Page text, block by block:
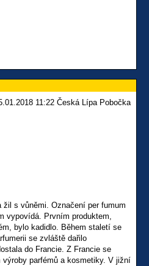
11:22 Česká Lípa Pobočka
žil s vůněmi. Označení per fumum
vypovídá. Prvním produktem,
bylo kadidlo. Během staletí se
se zvláště dařilo
do Francie. Z Francie se
parfémů a kosmetiky. V jižní